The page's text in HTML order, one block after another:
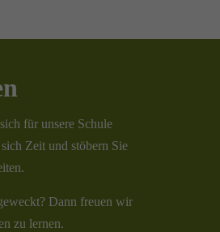
für unsere Schule
Zeit und stöbern Sie
Dann freuen wir
zu lernen.